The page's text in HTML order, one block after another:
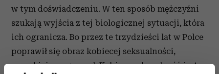
w tym doświadczeniu. W ten sposób mężczyźni
szukają wyjścia z tej biologicznej sytuacji, która
ich ogranicza. Bo przez te trzydzieści lat w Polce
poprawił się obraz kobiecej seksualności,
a męskiej - pogorszył. Kobieca seksualność jest